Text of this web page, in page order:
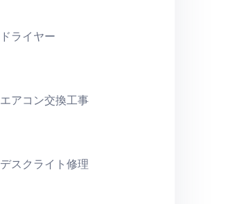
ドライヤー
エアコン交換工事
デスクライト修理